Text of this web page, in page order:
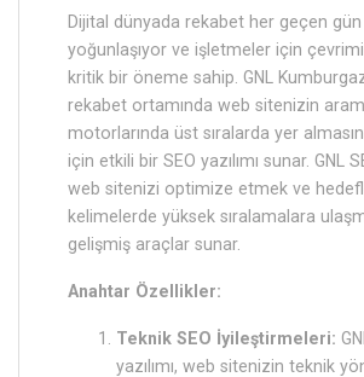
Dijital dünyada rekabet her geçen
yoğunlaşıyor ve işletmeler için
kritik bir öneme sahip. GNL
rekabet ortamında web sitenizin
motorlarında üst sıralarda yer
için etkili bir SEO yazılımı sunar. GNL
web sitenizi optimize etmek ve
kelimelerde yüksek sıralamalara
gelişmiş araçlar sunar.
Anahtar Özellikler:
Teknik SEO İyileştirmeleri:
yazılımı, web sitenizin teknik